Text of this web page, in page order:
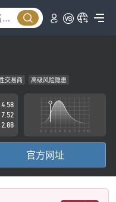
交易商 高级风险隐患
4.58
7.52
2.88
官方网址